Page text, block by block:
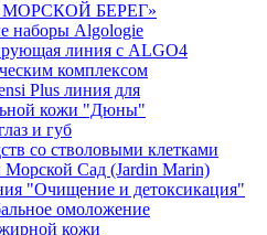
МОРСКОЙ БЕРЕГ»
наборы Algologie
линия с ALGO4
комплексом
Plus линия для
кожи "Дюны"
и губ
со стволовыми клетками
Морской Сад (Jardin Marin)
"Очищение и детоксикация"
омоложение
кожи